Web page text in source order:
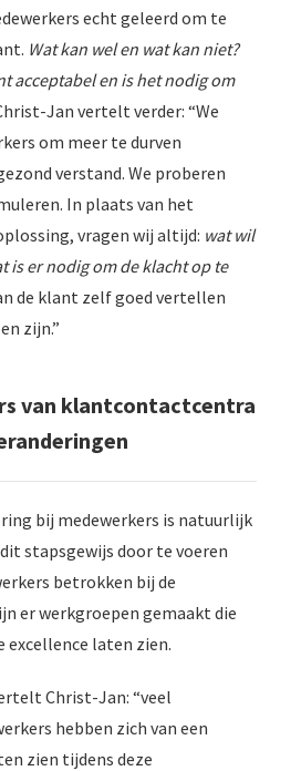
echt geleerd om te
Wat kan wel en wat kan niet?
acceptabel en is het nodig om
Jan vertelt verder: “We
om meer te durven
verstand. We proberen
In plaats van het
vragen wij altijd: wat wil
is er nodig om de klacht op te
de klant zelf goed vertellen
zijn.”
van klantcontactcentra
bij medewerkers is natuurlijk
stapsgewijs door te voeren
betrokken bij de
er werkgroepen gemaakt die
excellence laten zien.
Christ-Jan: “veel
hebben zich van een
zien tijdens deze